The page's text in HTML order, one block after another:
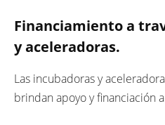
Financiamiento a
y aceleradoras.
Las incubadoras y
brindan apoyo y financiación